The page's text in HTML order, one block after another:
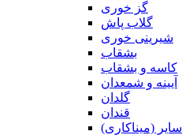
گز خوری
گلاب پاش
شیرینی خوری
بشقاب
کاسه و بشقاب
آیینه و شمعدان
گلدان
قندان
سایر (میناکاری)